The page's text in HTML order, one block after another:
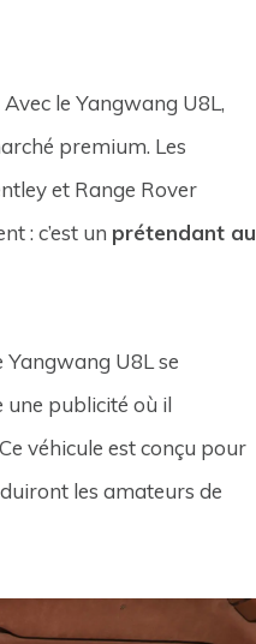
le Yangwang U8L,
premium. Les
et Range Rover
: c’est un prétendant au
Yangwang U8L se
une publicité où il
véhicule est conçu pour
les amateurs de